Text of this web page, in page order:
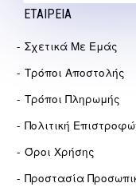
ΕΤΑΙΡΕΊΑ
Σχετικά Με Εμάς
Τρόποι Αποστολής
Τρόποι Πληρωμής
Πολιτική
Όροι Χρήσης
Προστασία